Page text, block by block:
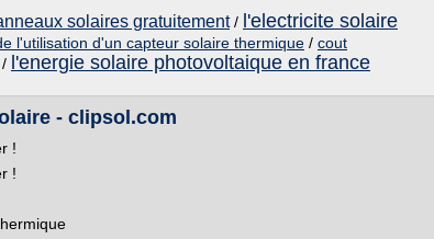
solaires gratuitement/ l'electricite solaire
l'utilisation d'un capteur solaire thermique / cout
/ l'energie solaire photovoltaique en france
- clipsol.com
!
!